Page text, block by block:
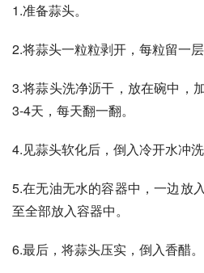
1.准备蒜头。
2.将蒜头一粒粒剥开，每粒留一层
3.将蒜头洗净沥干，放在碗中，
3-4天，每天翻一翻。
4.见蒜头软化后，倒入冷开水冲洗
5.在无油无水的容器中，一边放
至全部放入容器中。
6.最后，将蒜头压实，倒入香醋。